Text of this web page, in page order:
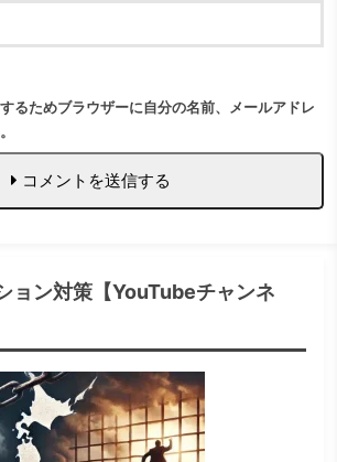
るためブラウザーに自分の名前、メールアドレ
コメントを送信する
ョン対策【YouTubeチャンネ